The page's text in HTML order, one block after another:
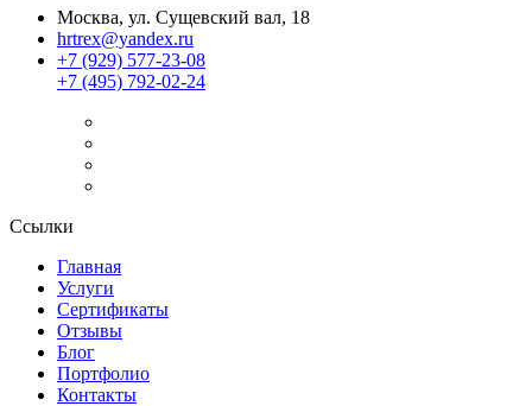
Москва, ул. Сущевский вал, 18
hrtrex@yandex.ru
+7 (929) 577-23-08
+7 (495) 792-02-24
Ссылки
Главная
Услуги
Сертификаты
Отзывы
Блог
Портфолио
Контакты